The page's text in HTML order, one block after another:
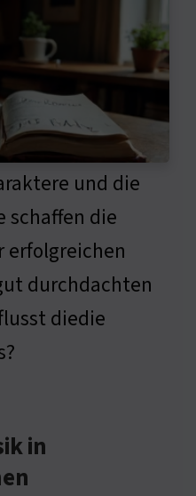
und die
schaffen die
erfolgreichen
durchdachten
diedie
in